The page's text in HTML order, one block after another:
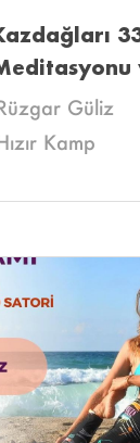
Güliz
Kamp